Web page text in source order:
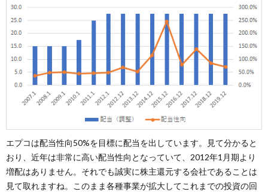
エプコは配当性向50%を目標に配当を出しています。見て分かると
おり、近年は非常に高い配当性向となっていて、2012年1月期より
増配はありません。それでも誠実に株主還元する会社であることは
見て取れますね。このまま各種事業が拡大してこれまでの投資の回